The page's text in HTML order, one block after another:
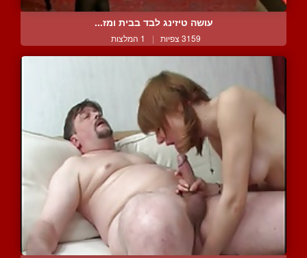
עושה טיזינג לבד בבית ומז...
3159 צפיות | 1 המלצות